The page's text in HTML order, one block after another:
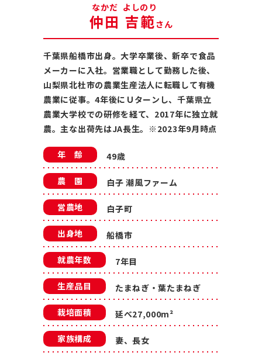
仲田 吉範さん
千葉県船橋市出身。大学卒業後、新卒で食品
メーカーに入社。営業職として勤務した後、
山梨県北杜市の農業生産法人に転職して有機
農業に従事。4年後にＵターンし、千葉県立
農業大学校での研修を経て、2017年に独立就
農。主な出荷先はJA長生。※2023年9月時点
年 齢 49歳
農 園 白子 潮風ファーム
営農地 白子町
出身地 船橋市
就農年数 7年目
生産品目 たまねぎ・葉たまねぎ
栽培面積 延べ27,000m²
家族構成 妻、長女